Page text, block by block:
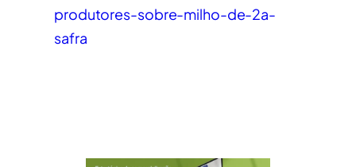
produtores-sobre-milho-de-2a-
safra